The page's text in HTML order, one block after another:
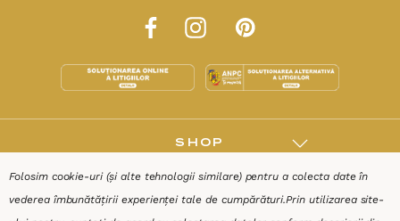
SHOP
Folosim cookie-uri (și alte tehnologii similare) pentru a colecta date în
vederea îmbunătățirii experienței tale de cumpărături.Prin utilizarea site-